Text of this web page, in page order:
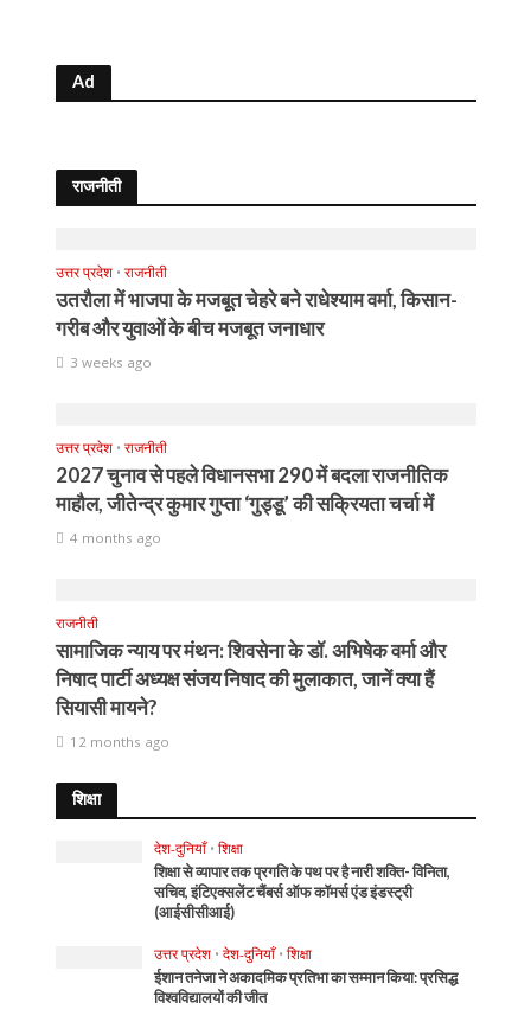
Ad
राजनीती
उत्तर प्रदेश • राजनीती
उतरौला में भाजपा के मजबूत चेहरे बने राधेश्याम वर्मा, किसान-
गरीब और युवाओं के बीच मजबूत जनाधार
3 weeks ago
उत्तर प्रदेश • राजनीती
2027 चुनाव से पहले विधानसभा 290 में बदला राजनीतिक
माहौल, जीतेन्द्र कुमार गुप्ता ‘गुड्डू’ की सक्रियता चर्चा में
4 months ago
राजनीती
सामाजिक न्याय पर मंथन: शिवसेना के डॉ. अभिषेक वर्मा और
निषाद पार्टी अध्यक्ष संजय निषाद की मुलाकात, जानें क्या हैं
सियासी मायने?
12 months ago
शिक्षा
देश-दुनियाँ • शिक्षा
शिक्षा से व्यापार तक प्रगति के पथ पर है नारी शक्ति- विनिता,
सचिव, इंटिएक्सलेंट चैंबर्स ऑफ कॉमर्स एंड इंडस्ट्री
(आईसीसीआई)
उत्तर प्रदेश • देश-दुनियाँ • शिक्षा
ईशान तनेजा ने अकादमिक प्रतिभा का सम्मान किया: प्रसिद्ध
विश्वविद्यालयों की जीत